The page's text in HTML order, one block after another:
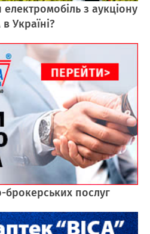
з аукціону
Україні?
послуг